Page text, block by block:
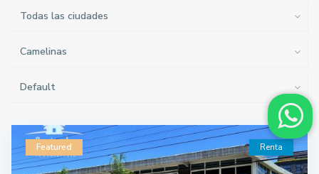
Todas las ciudades
Camelinas
Default
Featured Renta